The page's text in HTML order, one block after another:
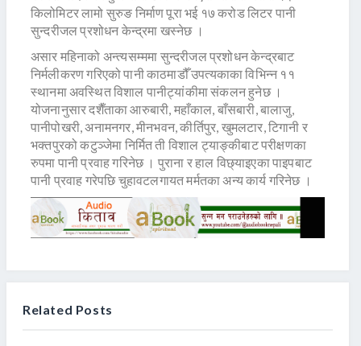
किलोमिटर लामो सुरुङ निर्माण पूरा भई १७ करोड लिटर पानी
सुन्दरीजल प्रशोधन केन्द्रमा खस्नेछ ।
असार महिनाको अन्त्यसम्ममा सुन्दरीजल प्रशोधन केन्द्रबाट
निर्मलीकरण गरिएको पानी काठमाडौँ उपत्यकाका विभिन्न ११
स्थानमा अवस्थित विशाल पानीट्यांकीमा संकलन हुनेछ ।
योजनानुसार दशैँताका आरुबारी, महाँकाल, बाँसबारी, बालाजु,
पानीपोखरी, अनामनगर, मीनभवन, कीर्तिपुर, खुमलटार, टिगानी र
भक्तपुरको कटुञ्जेमा निर्मित ती विशाल ट्याङ्कीबाट परीक्षणका
रुपमा पानी प्रवाह गरिनेछ । पुराना र हाल विछ्याइएका पाइपबाट
पानी प्रवाह गरेपछि चुहावटलगायत मर्मतका अन्य कार्य गरिनेछ ।
Related Posts